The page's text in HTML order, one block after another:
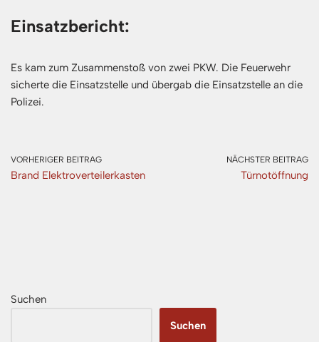
Einsatzbericht:
Es kam zum Zusammenstoß von zwei PKW. Die Feuerwehr
sicherte die Einsatzstelle und übergab die Einsatzstelle an die
Polizei.
VORHERIGER BEITRAG
Brand Elektroverteilerkasten
NÄCHSTER BEITRAG
Türnotöffnung
Suchen
Suchen